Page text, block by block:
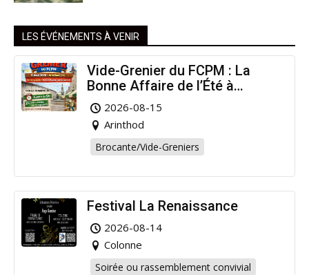
LES ÉVÉNEMENTS À VENIR
Vide-Grenier du FCPM : La
Bonne Affaire de l’Été à
Arinthod !
2026-08-15
Arinthod
Brocante/Vide-Greniers
Festival La Renaissance
2026-08-14
Colonne
Soirée ou rassemblement convivial